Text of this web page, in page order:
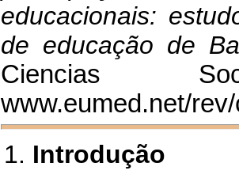
educacionais:
de educação de
Ciencias
www.eumed.net/
Introdução